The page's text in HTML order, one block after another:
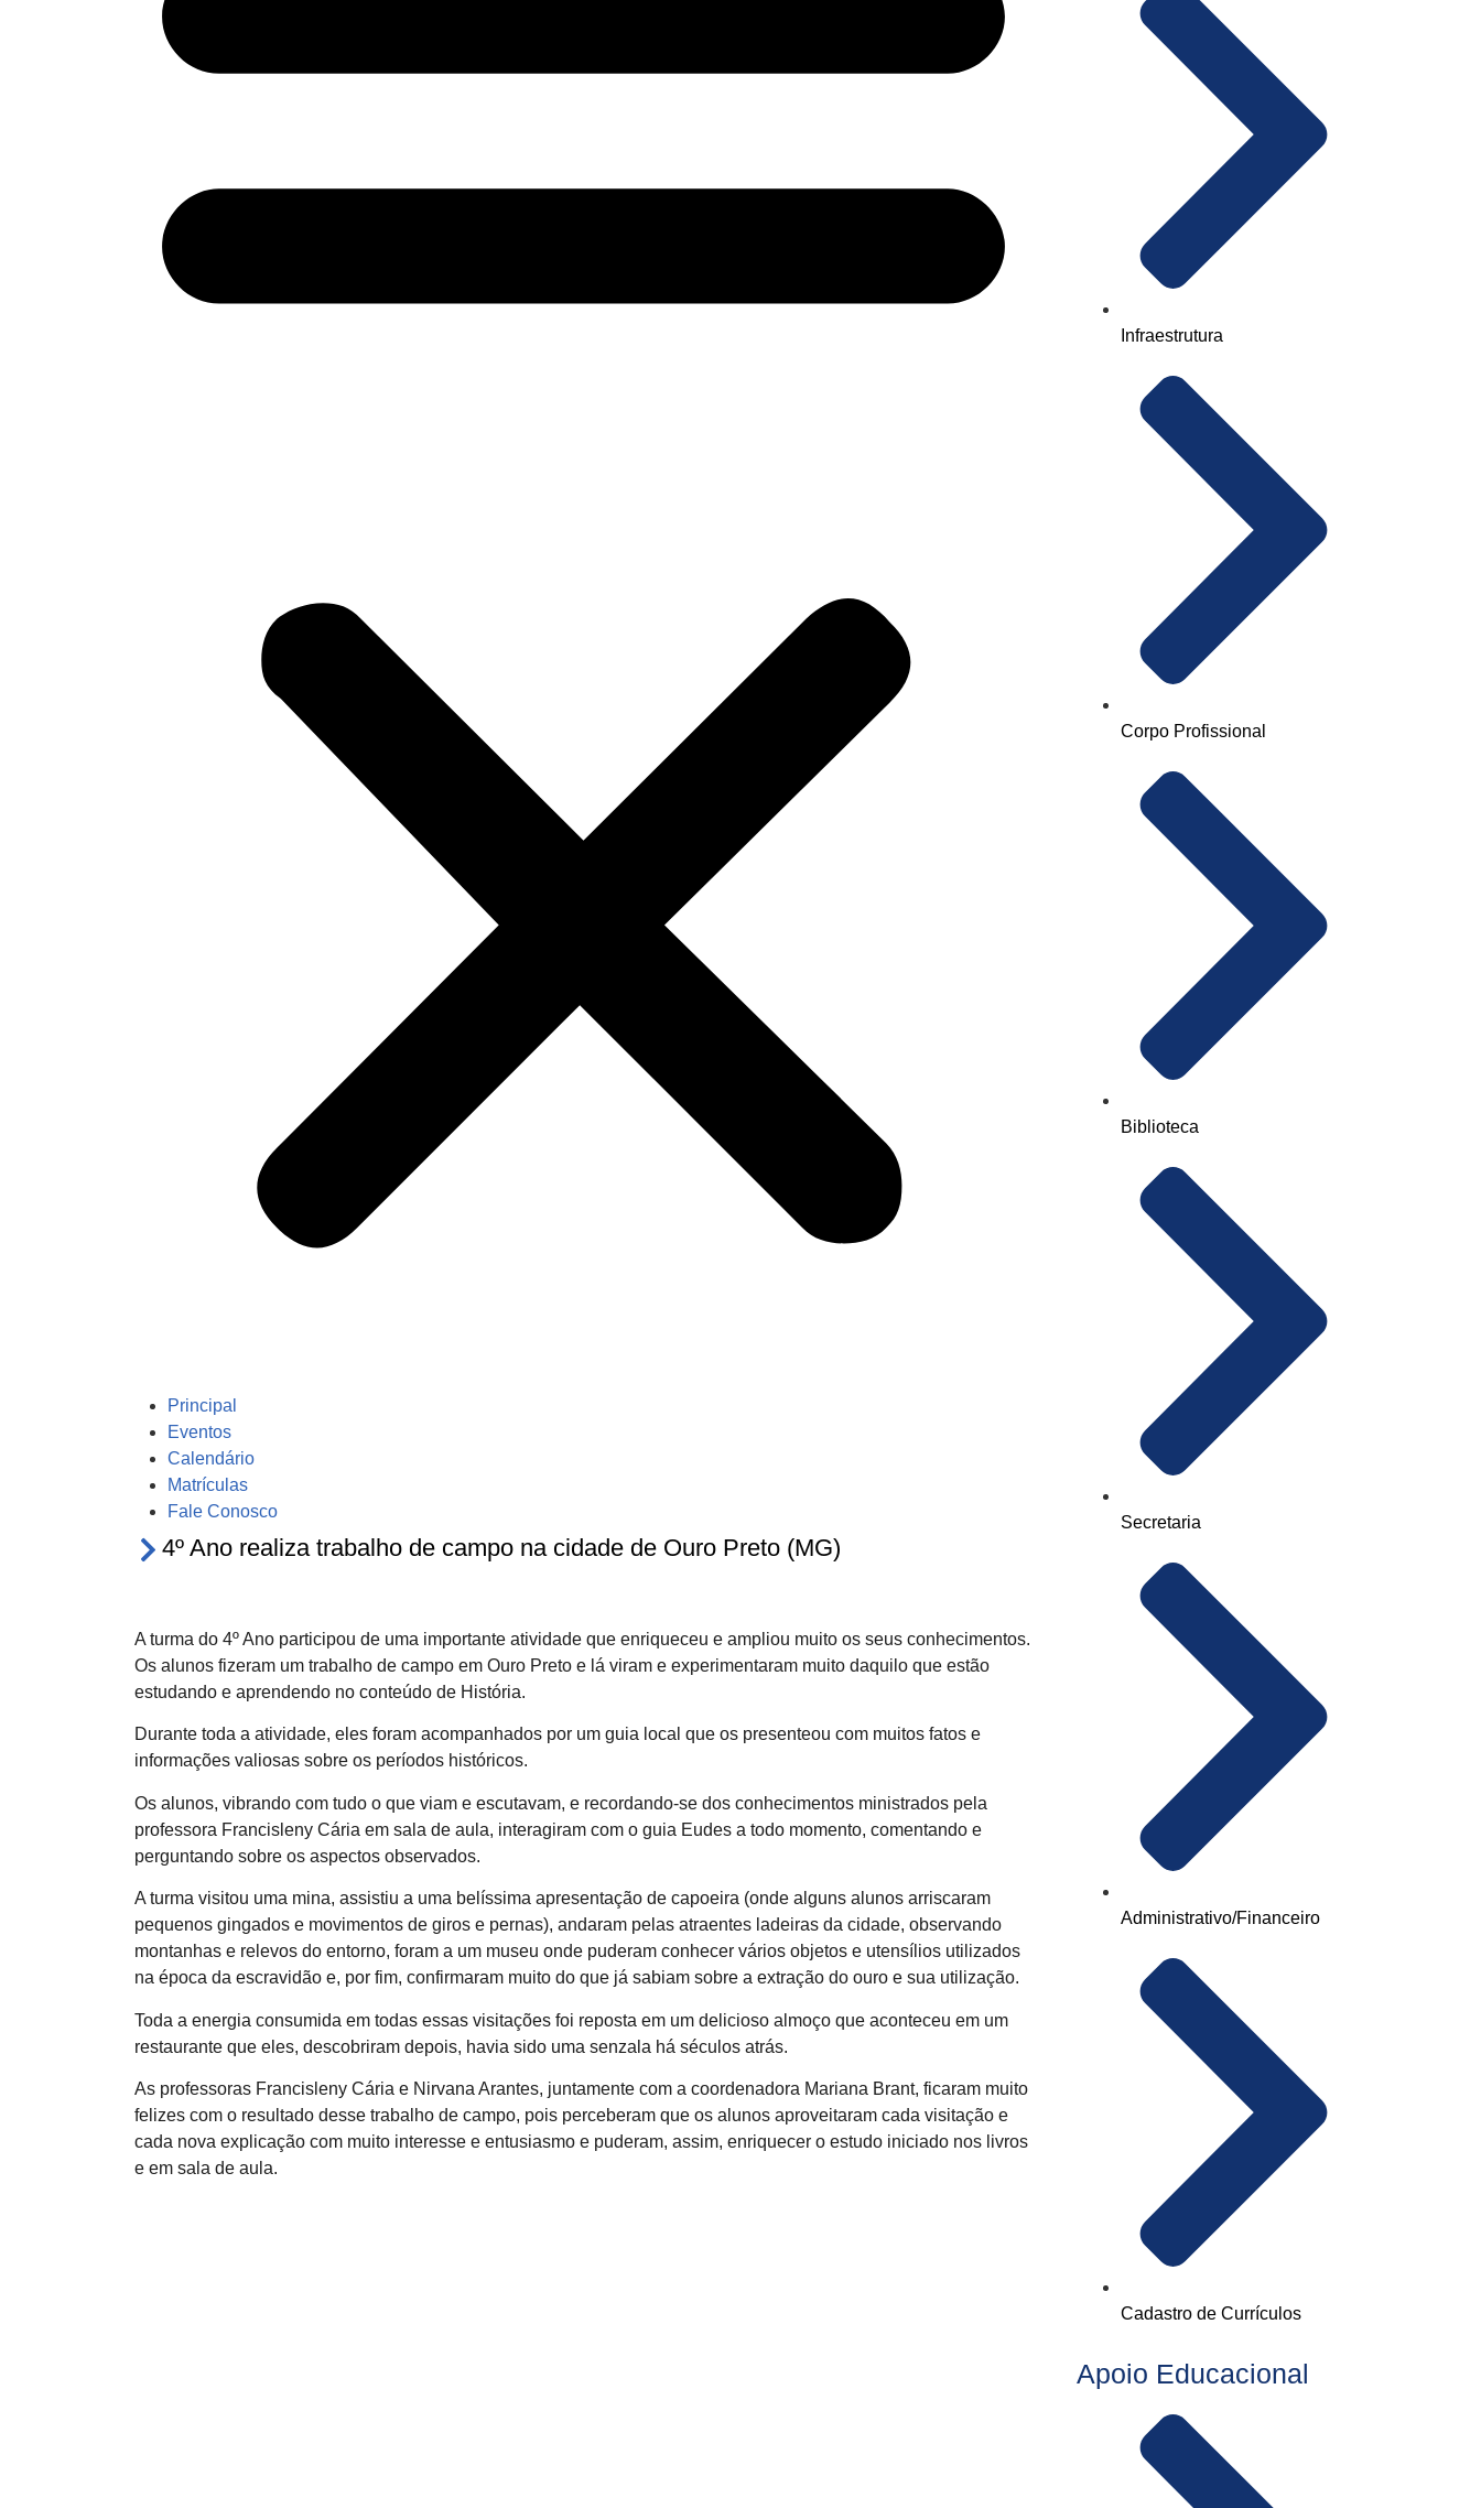
Principal
Eventos
Calendário
Matrículas
Fale Conosco
4º Ano realiza trabalho de campo na cidade de Ouro Preto (MG)
A turma do 4º Ano participou de uma importante atividade que enriqueceu e ampliou muito os seus conhecimentos.
Os alunos fizeram um trabalho de campo em Ouro Preto e lá viram e experimentaram muito daquilo que estão
estudando e aprendendo no conteúdo de História.
Durante toda a atividade, eles foram acompanhados por um guia local que os presenteou com muitos fatos e
informações valiosas sobre os períodos históricos.
Os alunos, vibrando com tudo o que viam e escutavam, e recordando-se dos conhecimentos ministrados pela
professora Francisleny Cária em sala de aula, interagiram com o guia Eudes a todo momento, comentando e
perguntando sobre os aspectos observados.
A turma visitou uma mina, assistiu a uma belíssima apresentação de capoeira (onde alguns alunos arriscaram
pequenos gingados e movimentos de giros e pernas), andaram pelas atraentes ladeiras da cidade, observando
montanhas e relevos do entorno, foram a um museu onde puderam conhecer vários objetos e utensílios utilizados
na época da escravidão e, por fim, confirmaram muito do que já sabiam sobre a extração do ouro e sua utilização.
Toda a energia consumida em todas essas visitações foi reposta em um delicioso almoço que aconteceu em um
restaurante que eles, descobriram depois, havia sido uma senzala há séculos atrás.
As professoras Francisleny Cária e Nirvana Arantes, juntamente com a coordenadora Mariana Brant, ficaram muito
felizes com o resultado desse trabalho de campo, pois perceberam que os alunos aproveitaram cada visitação e
cada nova explicação com muito interesse e entusiasmo e puderam, assim, enriquecer o estudo iniciado nos livros
e em sala de aula.
Infraestrutura
Corpo Profissional
Biblioteca
Secretaria
Administrativo/Financeiro
Cadastro de Currículos
Apoio Educacional